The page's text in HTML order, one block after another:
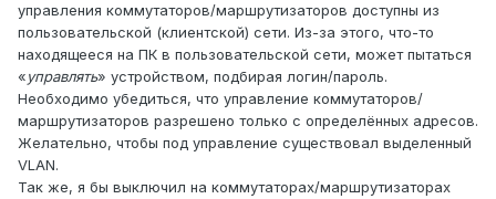
управления коммутаторов/маршрутизаторов доступны из
пользовательской (клиентской) сети. Из-за этого, что-то
находящееся на ПК в пользовательской сети, может пытаться
«управлять» устройством, подбирая логин/пароль.
Необходимо убедиться, что управление коммутаторов/
маршрутизаторов разрешено только с определённых адресов.
Желательно, чтобы под управление существовал выделенный
VLAN.
Так же, я бы выключил на коммутаторах/маршрутизаторах